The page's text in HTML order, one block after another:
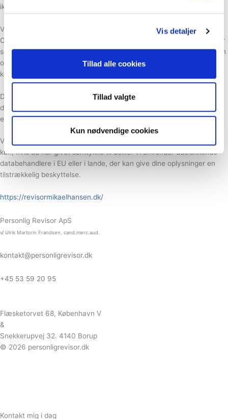
Vis detaljer
Tillad alle cookies
Tillad valgte
Kun nødvendige cookies
ikke estimeres et præcist tidspunkt for hvornår dataen slettes.
Videregivelse af oplysninger
Oplysninger om aktiviteten af hjemmesiden, hvilke reklamer, som der
sendes til dig og som du klikker på, geografisk placering, alder og køn
osv. kan offentliggøres til tredjemand i det omfang disse oplysninger
kendes.
Der bruges forskellige tredjeparter til håndtering og behandling af
dataen, og dataen bruges kun til oplysninger på vores vegne, og det
er ikke tilladt til anvendelse til egne formål.
Videregivelse af personoplysninger som navn og e-mail osv. sker
kun, hvis du har givet samtykke til dette. Vi anvender udelukkende
databehandlere i EU eller i lande, der kan give dine oplysninger en
tilstrækkelig beskyttelse.
https://revisormikaelhansen.dk/
Personlig Revisor ApS
v/ Ulrik Martorin Frandsen, cand.merc.aud.
kontakt@personligrevisor.dk
+45 53 59 20 95
Flæsketorvet 68, København V
&
Snekkerupvej 32. 4140 Borup
© 2026 personligrevisor.dk
Kontakt mig i dag